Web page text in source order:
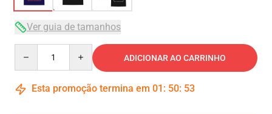
Ver guia de tamanhos
ADICIONAR AO CARRINHO
Esta promoção termina em 01 : 50: 53